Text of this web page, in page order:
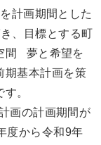
計画期間とした
、目標とする町
間 夢と希望を
期基本計画を策
。
画の計画期間が
度から令和9年